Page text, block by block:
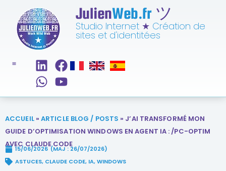
JulienWeb.fr ツ
Studio Internet ★ Création de
sites et d'identitées
ACCUEIL»ARTICLE BLOG / POSTS » J’AI TRANSFORMÉ MON
GUIDE D’OPTIMISATION WINDOWS EN AGENT IA : /PC-OPTIM
AVEC CLAUDE CODE
15/06/2026 (MAJ : 26/07/2026)
ASTUCES, CLAUDE CODE, IA,WINDOWS